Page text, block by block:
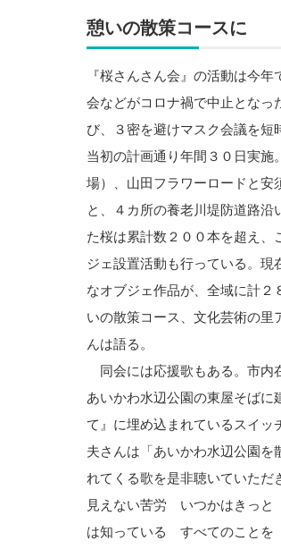
憩いの散策コースに
『桜さんさん会』の活動は今
会などがコロナ禍で中止となっ
び、３密を避けマスク会議を短
当初の計画通り年間３０日実
場）、山田フラワーロードと安
と、４カ所の養老川堤防道路
た桜は累計数２００本を超え
ジェ設置活動も行っている。現
なオブジェ作品が、全域に計２
いの散策コース、文化芸術の里
んは語る。
同会には応援歌もある。市内
あいかわ水辺公園の東屋そば
て』に埋め込まれているスイッ
夫さんは「あいかわ水辺公園
れてくる歌を是非聴いていた
見えない苦労 いつかはきっ
は知っている すべてのことを